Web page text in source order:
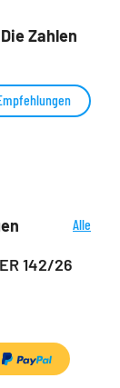
Zahlen
Alle
142/26